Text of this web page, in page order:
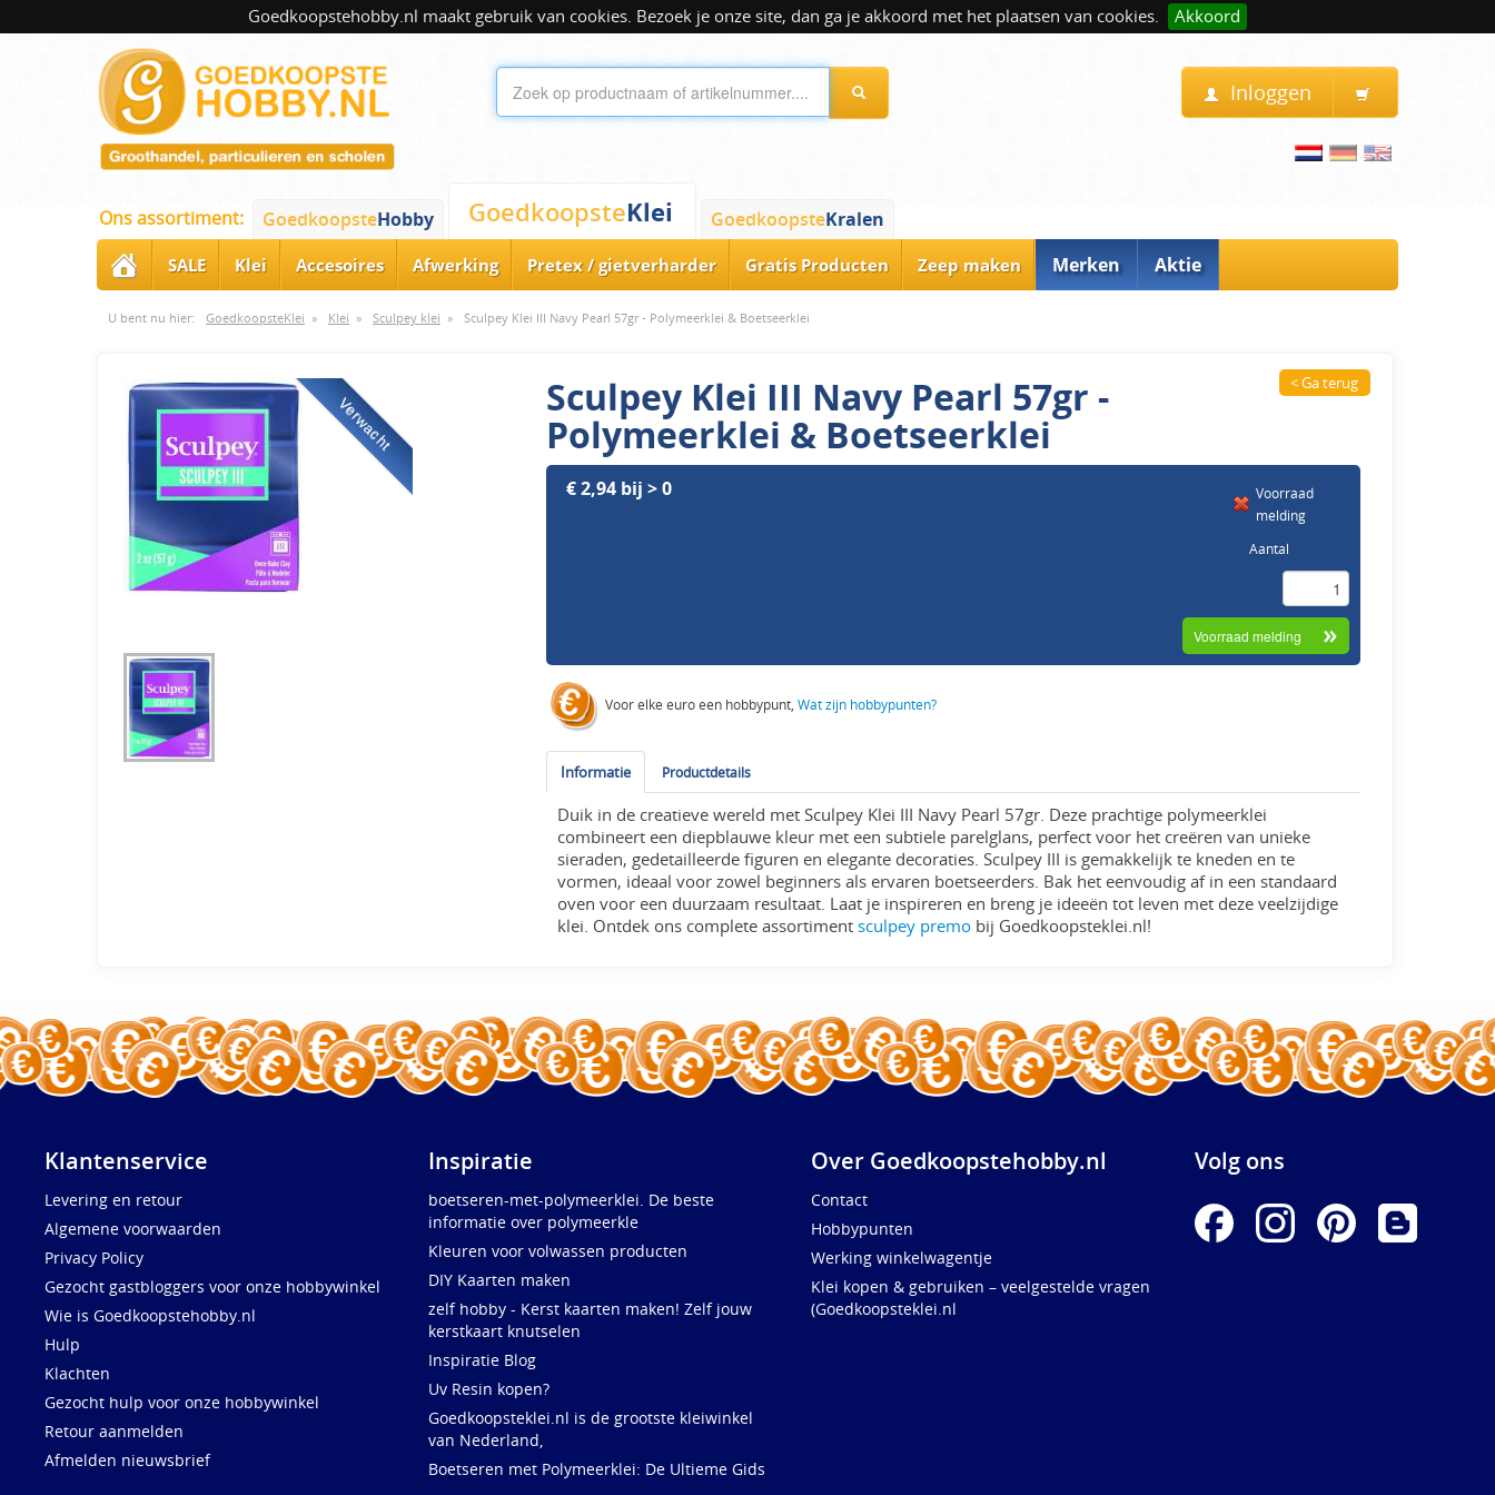
Goedkoopstehobby.nl maakt gebruik van cookies. Bezoek je onze site, dan ga je akkoord met het plaatsen van cookies. Akkoord
Inloggen
Ons assortiment: GoedkoopsteHobby GoedkoopsteKlei GoedkoopsteKralen
SALE Klei Accesoires Afwerking Pretex / gietverharder Gratis Producten Zeep maken Merken Aktie
U bent nu hier: GoedkoopsteKlei » Klei » Sculpey klei » Sculpey Klei III Navy Pearl 57gr - Polymeerklei & Boetseerklei
Verwacht Sculpey Klei III Navy Pearl 57gr -
Polymeerklei & Boetseerklei
< Ga terug
€ 2,94 bij > 0
Voorraad
melding
Aantal
Voor elke euro een hobbypunt,Wat zijn hobbypunten?
Informatie Productdetails
Duik in de creatieve wereld met Sculpey Klei III Navy Pearl 57gr. Deze prachtige polymeerklei
combineert een diepblauwe kleur met een subtiele parelglans, perfect voor het creëren van unieke
sieraden, gedetailleerde figuren en elegante decoraties. Sculpey III is gemakkelijk te kneden en te
vormen, ideaal voor zowel beginners als ervaren boetseerders. Bak het eenvoudig af in een standaard
oven voor een duurzaam resultaat. Laat je inspireren en breng je ideeën tot leven met deze veelzijdige
klei. Ontdek ons complete assortimentsculpey premo bij Goedkoopsteklei.nl!
Klantenservice
Levering en retour
Algemene voorwaarden
Privacy Policy
Gezocht gastbloggers voor onze hobbywinkel
Wie is Goedkoopstehobby.nl
Hulp
Klachten
Gezocht hulp voor onze hobbywinkel
Retour aanmelden
Afmelden nieuwsbrief
Inspiratie
boetseren-met-polymeerklei. De beste
informatie over polymeerkle
Kleuren voor volwassen producten
DIY Kaarten maken
zelf hobby - Kerst kaarten maken! Zelf jouw
kerstkaart knutselen
Inspiratie Blog
Uv Resin kopen?
Goedkoopsteklei.nl is de grootste kleiwinkel
van Nederland,
Boetseren met Polymeerklei: De Ultieme Gids
Over Goedkoopstehobby.nl
Contact
Hobbypunten
Werking winkelwagentje
Klei kopen & gebruiken – veelgestelde vragen
(Goedkoopsteklei.nl
Volg ons